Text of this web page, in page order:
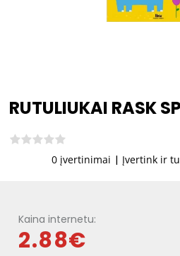
RUTULIUKAI RASK
0 įvertinimai | Įvertink ir tu
Kaina internetu:
2.88€